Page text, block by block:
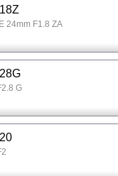
24mm F1.8 ZA
G